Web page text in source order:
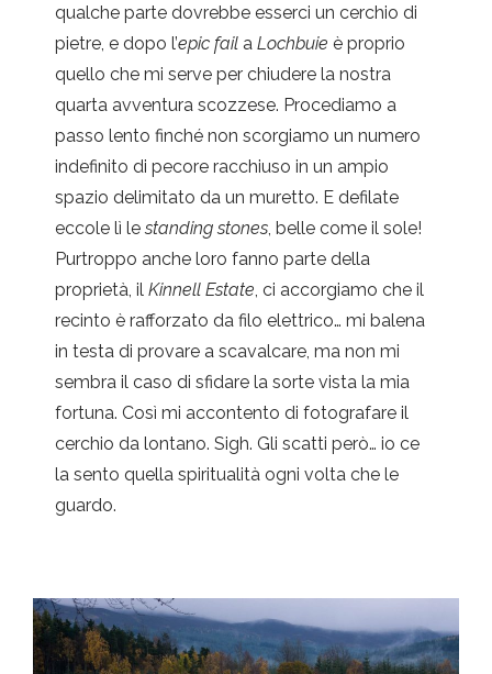
qualche parte dovrebbe esserci un cerchio di
pietre, e dopo l’epic fail a Lochbuie è proprio
quello che mi serve per chiudere la nostra
quarta avventura scozzese. Procediamo a
passo lento finché non scorgiamo un numero
indefinito di pecore racchiuso in un ampio
spazio delimitato da un muretto. E defilate
eccole lì le standing stones , belle come il sole!
Purtroppo anche loro fanno parte della
proprietà, il Kinnell Estate , ci accorgiamo che il
recinto è rafforzato da filo elettrico… mi balena
in testa di provare a scavalcare, ma non mi
sembra il caso di sfidare la sorte vista la mia
fortuna. Così mi accontento di fotografare il
cerchio da lontano. Sigh. Gli scatti però… io ce
la sento quella spiritualità ogni volta che le
guardo.